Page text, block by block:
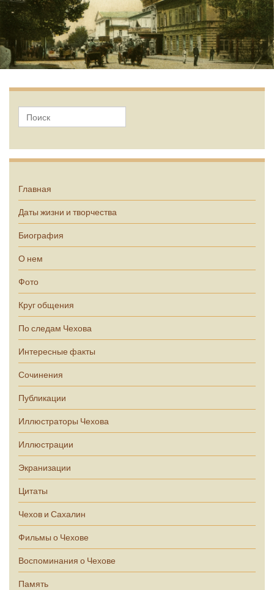
Главная
Даты жизни и творчества
Биография
О нем
Фото
Круг общения
По следам Чехова
Интересные факты
Сочинения
Публикации
Иллюстраторы Чехова
Иллюстрации
Экранизации
Цитаты
Чехов и Сахалин
Фильмы о Чехове
Воспоминания о Чехове
Память